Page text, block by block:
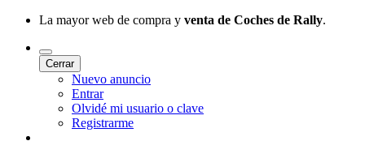
La mayor web de compra y venta de Coches de Rally.
Cerrar
Nuevo anuncio
Entrar
Olvidé mi usuario o clave
Registrarme